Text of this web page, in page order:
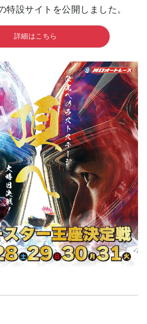
特設サイトを公開しました。
詳細はこちら